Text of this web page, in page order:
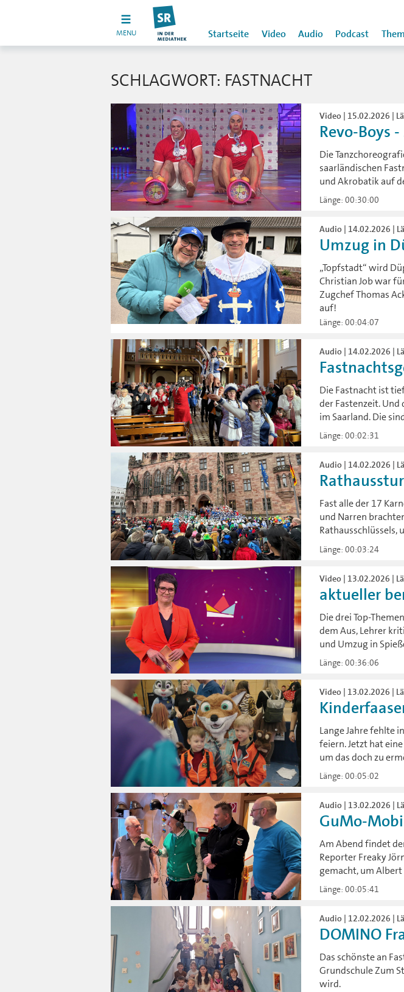
MENU Startseite Video Audio Podcast
SCHLAGWORT: FASTNACHT
Video | 15.02.2026 |
Revo-Boys
Die
saarländischen
und Akrobatik auf
Länge: 00:30:00
Audio | 14.02.2026 |
Umzug in
„Topfstadt“ wird
Christian Job war
Zugchef Thomas
auf!
Länge: 00:04:07
Audio | 14.02.2026 |
Die Fastnacht ist
der Fastenzeit.
im Saarland. Die
Länge: 00:02:31
Audio | 14.02.2026 |
Fast alle der 17
und Narren
Rathausschlüssels,
Länge: 00:03:24
Video | 13.02.2026 |
aktueller
Die drei Top-
dem Aus, Lehrer
und Umzug in
Länge: 00:36:06
Video | 13.02.2026 |
Lange Jahre fehlte
feiern. Jetzt hat
um das doch zu
Länge: 00:05:02
Audio | 13.02.2026 |
GuMo-
Am Abend findet
Reporter Freaky
gemacht, um
Länge: 00:05:41
Audio | 12.02.2026 |
DOMINO
Das schönste an
Grundschule Zum
wird.